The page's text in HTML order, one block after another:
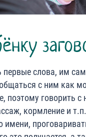
слова, им
с ним как
поэтому говорить
кормление и